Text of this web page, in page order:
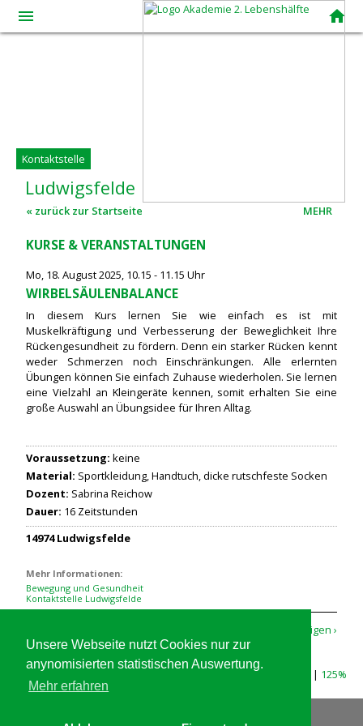
Unsere Webseite nutzt Cookies nur zur
anynomisierten statistischen Auswertung.
Mehr erfahren
Kontaktstelle
Ludwigsfelde
MEHR
« zurück zur Startseite
KURSE & VERANSTALTUNGEN
Mo, 18. August 2025, 10.15 - 11.15 Uhr
WIRBELSÄULENBALANCE
In diesem Kurs lernen Sie wie einfach es ist mit
Muskelkräftigung und Verbesserung der Beweglichkeit Ihre
Rückengesundheit zu fördern. Denn ein starker Rücken kennt
weder Schmerzen noch Einschränkungen. Alle erlernten
Übungen können Sie einfach Zuhause wiederholen. Sie lernen
eine Vielzahl an Kleingeräte kennen, somit erhalten Sie eine
große Auswahl an Übungsidee für Ihren Alltag.
Voraussetzung: keine
Material: Sportkleidung, Handtuch, dicke rutschfeste Socken
Dozent: Sabrina Reichow
Dauer: 16 Zeitstunden
14974 Ludwigsfelde
Mehr Informationen:
Bewegung und Gesundheit
Kontaktstelle Ludwigsfelde
Alle Kurse und Veranstaltungen anzeigen ›
100% | 125%
menue home